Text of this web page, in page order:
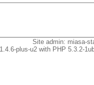
Site admin: miasa-
plus-u2 with PHP 5.3.2-